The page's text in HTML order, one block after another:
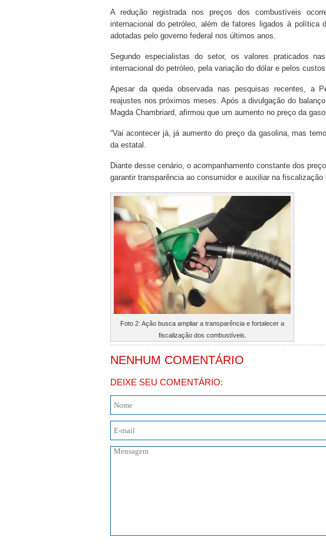
A redução registrada nos preços dos combustíveis
internacional do petróleo, além de fatores ligados à política
adotadas pelo governo federal nos últimos anos.
Segundo especialistas do setor, os valores praticados
internacional do petróleo, pela variação do dólar e pelos
Apesar da queda observada nas pesquisas recentes, a
reajustes nos próximos meses. Após a divulgação do
Magda Chambriard, afirmou que um aumento no preço da
“Vai acontecer já, já aumento do preço da gasolina, mas
da estatal.
Diante desse cenário, o acompanhamento constante dos
garantir transparência ao consumidor e auxiliar na
Foto 2: Ação busca ampliar a transparência e fortalecer a
fiscalização dos combustíveis.
NENHUM COMENTÁRIO
DEIXE SEU COMENTÁRIO: